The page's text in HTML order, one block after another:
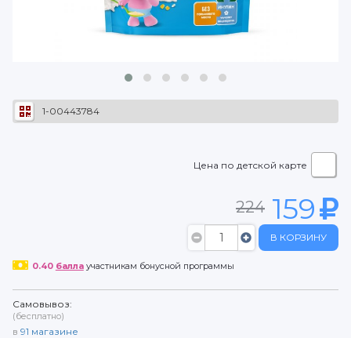
1-00443784
Цена по детской карте
224 159
В КОРЗИНУ
0.40 баллаучастникам бонусной программы
Самовывоз:
(бесплатно)
в 91 магазине